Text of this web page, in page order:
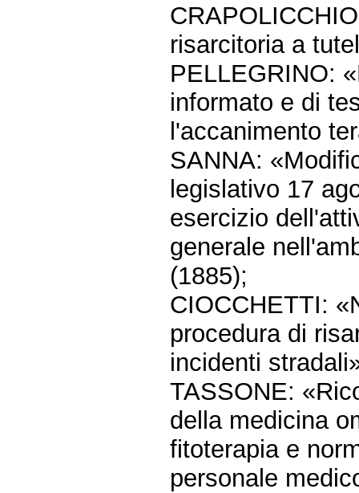
risarcitoria a
PELLEGRINO:
informato e di
l'accanimento
SANNA:
legislativo 17
esercizio
generale
(1885);
CIOCCHETTI:
procedura di
incidenti
TASSONE:
della medicina
fitoterapia e
personale